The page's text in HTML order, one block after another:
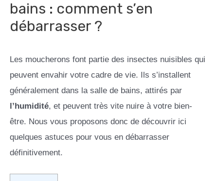
bains : comment s’en
débarrasser ?
Les moucherons font partie des insectes nuisibles qui
peuvent envahir votre cadre de vie. Ils s’installent
généralement dans la salle de bains, attirés par
l’humidité, et peuvent très vite nuire à votre bien-
être. Nous vous proposons donc de découvrir ici
quelques astuces pour vous en débarrasser
définitivement.